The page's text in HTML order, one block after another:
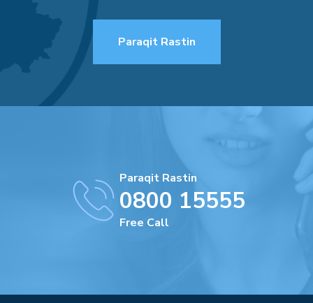
Paraqit Rastin
Paraqit Rastin
0800 15555
Free Call